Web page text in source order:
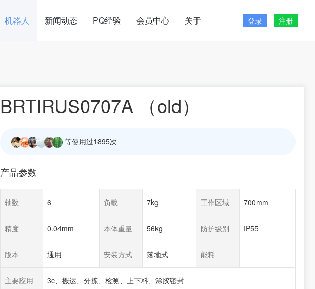
机器人 新闻动态 PQ经验 会员中心 关于 登录 注册
BRTIRUS0707A （old）
等使用过1895次
产品参数
轴数 6 负载 7kg 工作区域 700mm
精度 0.04mm 本体重量 56kg 防护级别 IP55
版本 通用 安装方式 落地式 能耗
主要应用 3c、搬运、分拣、检测、上下料、涂胶密封